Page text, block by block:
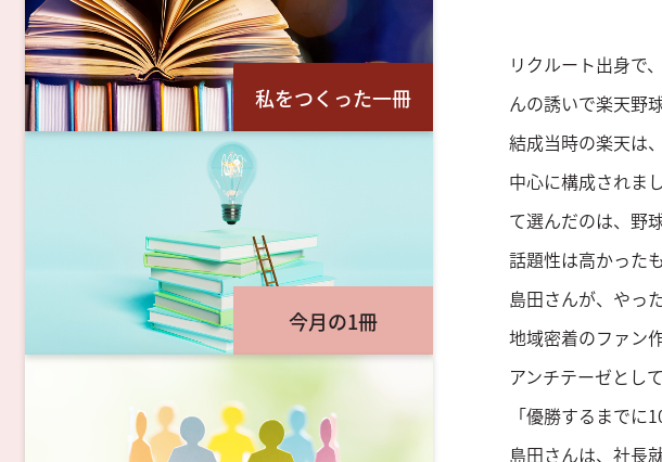
リクルート出身で
んの誘いで楽天野
結成当時の楽天は
中心に構成されま
て選んだのは、野
話題性は高かった
島田さんが、やっ
地域密着のファン
アンチテーゼとし
「優勝するまでに
島田さんは、社長
私をつくった一冊
今月の1冊